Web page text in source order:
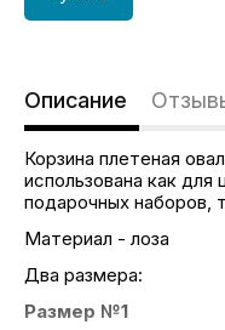
Описание
Корзина плетеная
использована как для
подарочных наборов,
Материал - лоза
Два размера:
Размер №1